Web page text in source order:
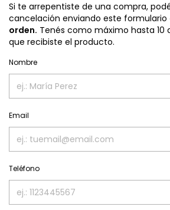
Si te arrepentiste de una compra,
cancelación enviando este formulario
orden. Tenés como máximo hasta 10
que recibiste el producto.
Nombre
Email
Teléfono